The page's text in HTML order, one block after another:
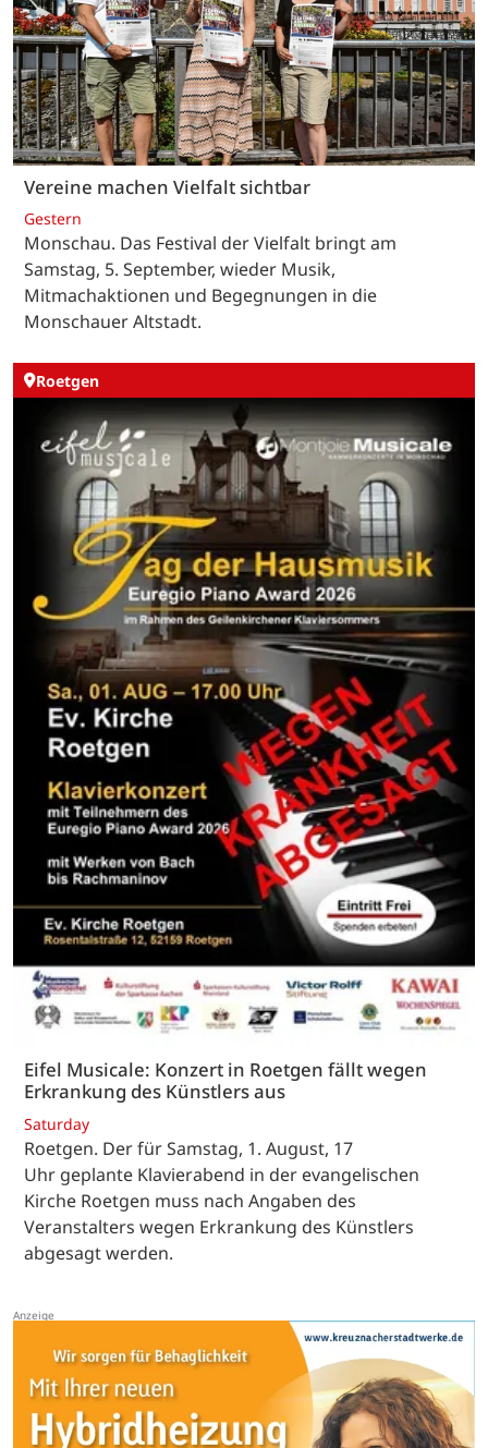
Vereine machen Vielfalt sichtbar
Gestern
Monschau. Das Festival der Vielfalt bringt am
Samstag, 5. September, wieder Musik,
Mitmachaktionen und Begegnungen in die
Monschauer Altstadt.
Roetgen
Eifel Musicale: Konzert in Roetgen fällt wegen
Erkrankung des Künstlers aus
Saturday
Roetgen. Der für Samstag, 1. August, 17
Uhr geplante Klavierabend in der evangelischen
Kirche Roetgen muss nach Angaben des
Veranstalters wegen Erkrankung des Künstlers
abgesagt werden.